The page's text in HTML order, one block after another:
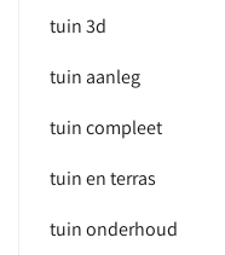
tuin 3d
tuin aanleg
tuin compleet
tuin en terras
tuin onderhoud